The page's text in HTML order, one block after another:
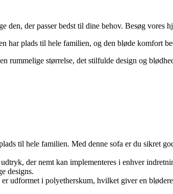
der passer bedst til dine behov. Besøg vores
har plads til hele familien, og den bløde komfort
rummelige størrelse, det stilfulde design og
til hele familien. Med denne sofa er du sikret
der nemt kan implementeres i enhver
designs.
udformet i polyetherskum, hvilket giver en